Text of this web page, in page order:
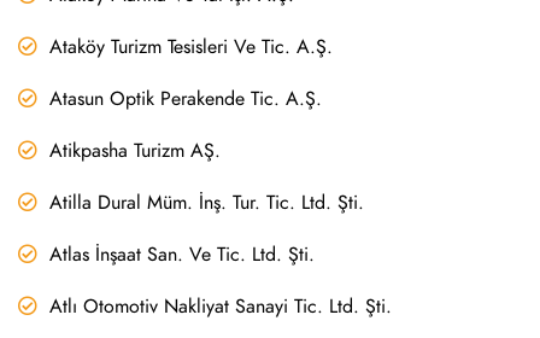
Ataköy Turizm Tesisleri Ve Tic. A.Ş.
Atasun Optik Perakende Tic. A.Ş.
Atikpasha Turizm AŞ.
Atilla Dural Müm. İnş. Tur. Tic. Ltd. Şti.
Atlas İnşaat San. Ve Tic. Ltd. Şti.
Atlı Otomotiv Nakliyat Sanayi Tic. Ltd. Şti.